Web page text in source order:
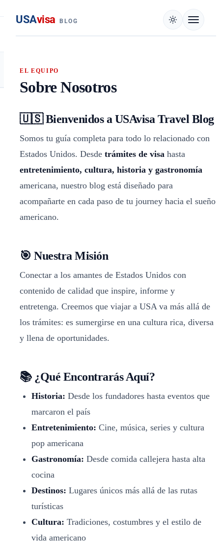
USAvisa BLOG
EL EQUIPO
Sobre Nosotros
🇺🇸 Bienvenidos a USAvisa Travel Blog
Somos tu guía completa para todo lo relacionado con
Estados Unidos. Desde trámites de visa hasta
entretenimiento, cultura, historia y gastronomía
americana, nuestro blog está diseñado para
acompañarte en cada paso de tu journey hacia el sueño
americano.
🎯 Nuestra Misión
Conectar a los amantes de Estados Unidos con
contenido de calidad que inspire, informe y
entretenga. Creemos que viajar a USA va más allá de
los trámites: es sumergirse en una cultura rica, diversa
y llena de oportunidades.
📚 ¿Qué Encontrarás Aquí?
Historia: Desde los fundadores hasta eventos que
marcaron el país
Entretenimiento: Cine, música, series y cultura
pop americana
Gastronomía: Desde comida callejera hasta alta
cocina
Destinos: Lugares únicos más allá de las rutas
turísticas
Cultura: Tradiciones, costumbres y el estilo de
vida americano